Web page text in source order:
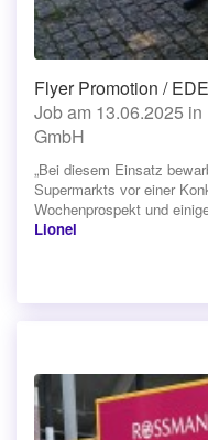
Flyer Promotion /
Job am 13.06.2025
GmbH
„Bei diesem Einsatz
Supermarkts vor einer
Wochenprospekt und
Lionel